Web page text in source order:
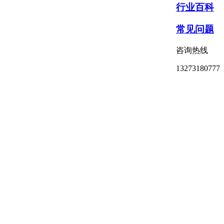
行业百科
常见问题
咨询热线
13273180777